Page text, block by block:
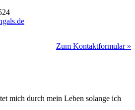
Zum Kontaktformular »
mich durch mein Leben solange ich